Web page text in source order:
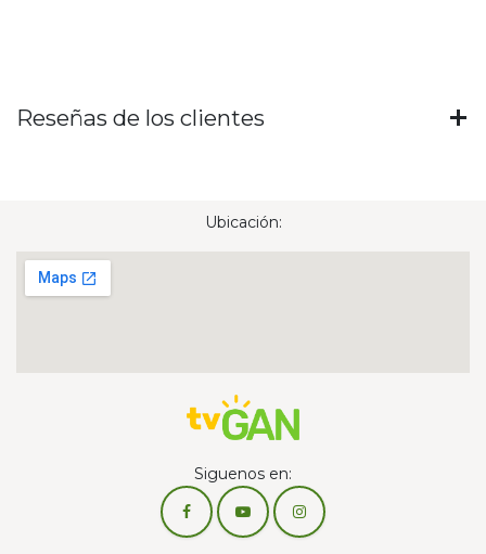
Reseñas de los clientes
Ubicación:
Siguenos en: